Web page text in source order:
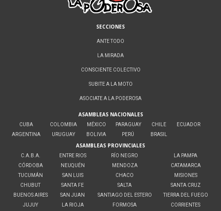
SECCIONES
ANTE TODO
LA MIRADA
CONSCIENTE COLECTIVO
SUBITE A LA MOTO
ASOCIATE A LA PODEROSA
ASAMBLEAS NACIONALES
CUBA
ARGENTINA
COLOMBIA
URUGUAY
MÉXICO
BOLIVIA
PARAGUAY
PERÚ
CHILE
BRASIL
ECUADOR
ASAMBLEAS PROVINCIALES
C.A.B.A.
CÓRDOBA
TUCUMÁN
CHUBUT
BUENOS AIRES
JUJUY
ENTRE RIOS
NEUQUÉN
SAN LUIS
SANTA FE
SAN JUAN
LA RIOJA
RÍO NEGRO
MENDOZA
CHACO
SALTA
SANTIAGO DEL ESTERO
FORMOSA
LA PAMPA
CATAMARCA
MISIONES
SANTA CRUZ
TIERRA DEL FUEGO
CORRIENTES